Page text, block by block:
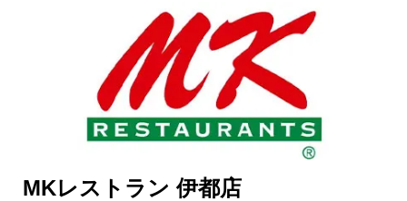
MKレストラン 伊都店